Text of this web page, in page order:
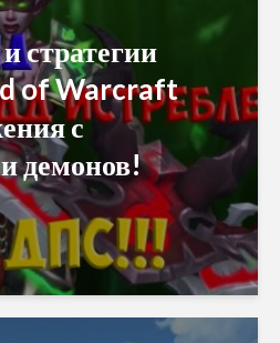
стратегии
of Warcraft
с
демонов!